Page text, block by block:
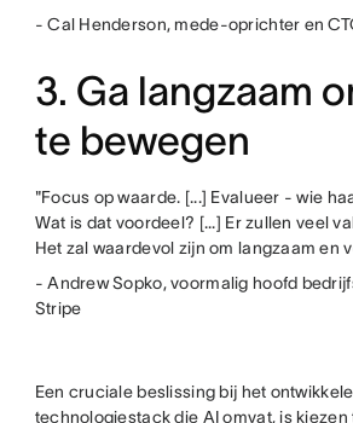
- Cal Henderson, mede-oprichter en
3. Ga langzaam
te bewegen
"Focus op waarde. [...] Evalueer - wie
Wat is dat voordeel? [...] Er zullen veel
Het zal waardevol zijn om langzaam en
- Andrew Sopko, voormalig hoofd
Stripe
Een cruciale beslissing bij het
technologiestack die AI omvat, is kiezen